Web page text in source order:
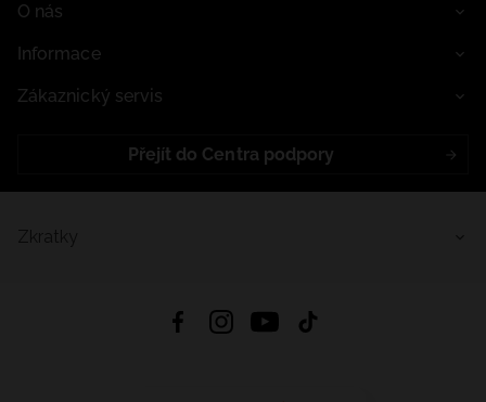
O nás
Informace
Zákaznický servis
Přejít do Centra podpory